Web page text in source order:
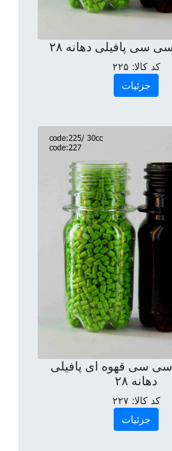
کد کالا: ۲۲۵
جزئیات
بطری ۳۰ سی سی قهوه ای پافیلی
دهانه ۲۸
کد کالا: ۲۲۷
جزئیات